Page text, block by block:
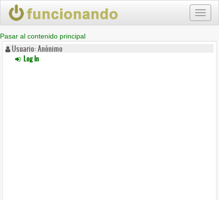
Pasar al contenido principal
Usuario: Anónimo
Log In